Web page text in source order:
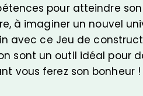
pour atteindre
à imaginer un nouvel
avec ce Jeu de
sont un outil idéal pour
vous ferez son bonheur !